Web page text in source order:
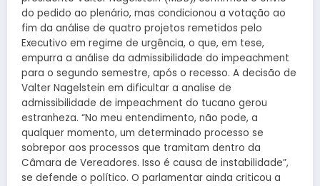
do pedido ao plenário, mas condicionou a votação ao
fim da análise de quatro projetos remetidos pelo
Executivo em regime de urgência, o que, em tese,
empurra a análise da admissibilidade do impeachment
para o segundo semestre, após o recesso. A decisão de
Valter Nagelstein em dificultar a analise de
admissibilidade de impeachment do tucano gerou
estranheza. “No meu entendimento, não pode, a
qualquer momento, um determinado processo se
sobrepor aos processos que tramitam dentro da
Câmara de Vereadores. Isso é causa de instabilidade”,
se defende o político. O parlamentar ainda criticou a